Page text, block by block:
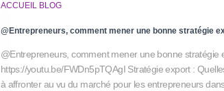
ACCUEIL BLOG
@Entrepreneurs, comment mener une bonne stratégie
@Entrepreneurs, comment mener une bonne stratégie
https://youtu.be/FWDn5pTQAgI Stratégie export :
à affronter au vu du marché pour les entrepreneurs